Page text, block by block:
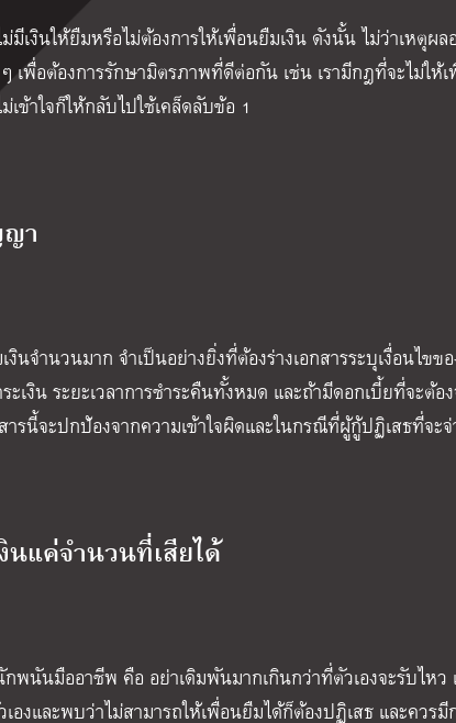
มีเงินให้ยืมหรือไม่ต้องการให้เพื่อนยืมเงิน ดังนั้น ไม่ว่าเหตุผล
เพื่อต้องการรักษามิตรภาพที่ดีต่อกัน เช่น เรามีกฎที่จะไม่ให้
เข้าใจก็ให้กลับไปใช้เคล็ดลับข้อ 1
า
งินจำนวนมาก จำเป็นอย่างยิ่งที่ต้องร่างเอกสารระบุเงื่อนไข
ะเงิน ระยะเวลาการชำระคืนทั้งหมด และถ้ามีดอกเบี้ยที่จะต้
ารนี้จะปกป้องจากความเข้าใจผิดและในกรณีที่ผู้กู้ปฏิเสธที่จะ
นแค่จำนวนที่เสียได้
พนันมืออาชีพ คือ อย่าเดิมพันมากเกินกว่าที่ตัวเองจะรับไหว
เองและพบว่าไม่สามารถให้เพื่อนยืมได้ก็ต้องปฏิเสธ และคว